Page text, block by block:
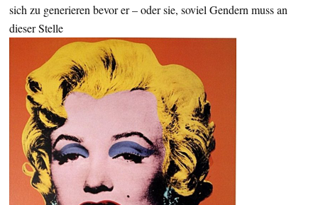
sich zu generieren bevor er – oder sie, soviel Gendern muss an
dieser Stelle